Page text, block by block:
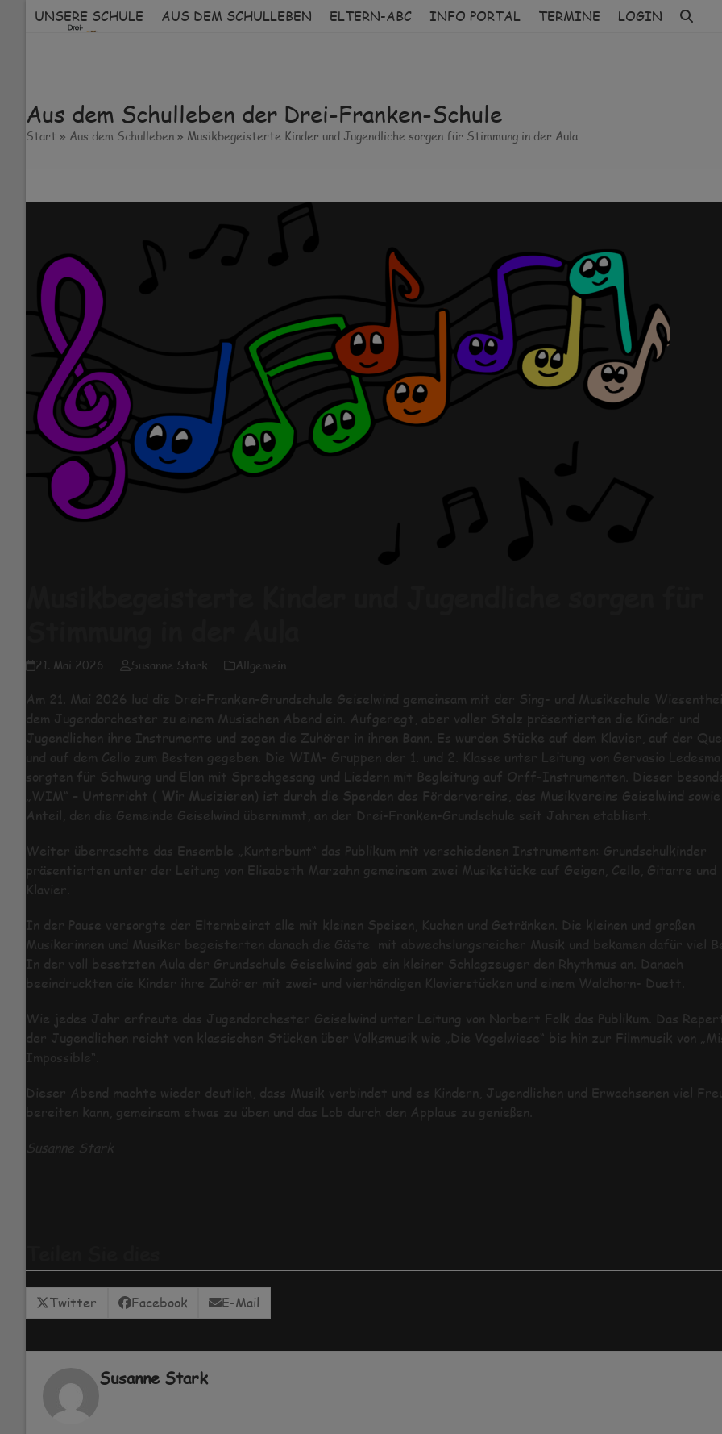
UNSERE SCHULE AUS DEM SCHULLEBEN ELTERN-ABC INFO PORTAL TERMINE LOGIN
Aus dem Schulleben der Drei-Franken-Schule
Start » Aus dem Schulleben » Musikbegeisterte Kinder und Jugendliche sorgen für Stimmung in der Aula
21. Mai 2026 Susanne Stark Allgemein
Am 21. Mai 2026 lud die Drei-Franken-Grundschule Geiselwind gemeinsam mit der Sing- und Musikschule
dem Jugendorchester zu einem Musischen Abend ein. Aufgeregt, aber voller Stolz präsentierten die Kinder und
Jugendlichen ihre Instrumente und zogen die Zuhörer in ihren Bann. Es wurden Stücke auf dem Klavier, auf der
und auf dem Cello zum Besten gegeben. Die WIM- Gruppen der 1. und 2. Klasse unter Leitung von Gervasio Ledesma
sorgten für Schwung und Elan mit Sprechgesang und Liedern mit Begleitung auf Orff-Instrumenten. Dieser
„WIM“ – Unterricht ( Wir Musizieren) ist durch die Spenden des Fördervereins, des Musikvereins Geiselwind sowie
Anteil, den die Gemeinde Geiselwind übernimmt, an der Drei-Franken-Grundschule seit Jahren etabliert.
Weiter überraschte das Ensemble „Kunterbunt“ das Publikum mit verschiedenen Instrumenten: Grundschulkinder
präsentierten unter der Leitung von Elisabeth Marzahn gemeinsam zwei Musikstücke auf Geigen, Cello, Gitarre und
Klavier.
In der Pause versorgte der Elternbeirat alle mit kleinen Speisen, Kuchen und Getränken. Die kleinen und großen
Musikerinnen und Musiker begeisterten danach die Gäste mit abwechslungsreicher Musik und bekamen dafür viel
In der voll besetzten Aula der Grundschule Geiselwind gab ein kleiner Schlagzeuger den Rhythmus an. Danach
beeindruckten die Kinder ihre Zuhörer mit zwei- und vierhändigen Klavierstücken und einem Waldhorn- Duett.
Wie jedes Jahr erfreute das Jugendorchester Geiselwind unter Leitung von Norbert Folk das Publikum. Das
der Jugendlichen reicht von klassischen Stücken über Volksmusik wie „Die Vogelwiese“ bis hin zur Filmmusik von
Impossible“.
Dieser Abend machte wieder deutlich, dass Musik verbindet und es Kindern, Jugendlichen und Erwachsenen viel
bereiten kann, gemeinsam etwas zu üben und das Lob durch den Applaus zu genießen.
Susanne Stark
Twitter Facebook E-Mail
Susanne Stark